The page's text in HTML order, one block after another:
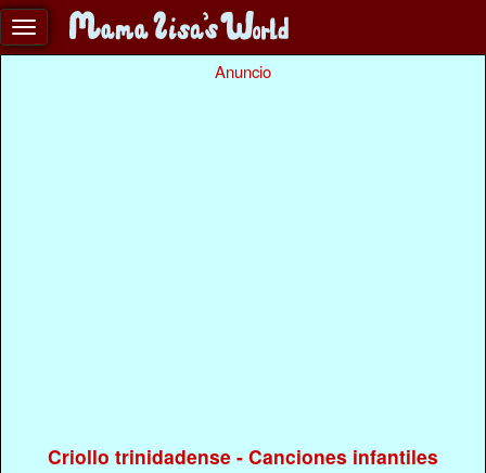
Anuncio
Criollo trinidadense - Canciones infantiles